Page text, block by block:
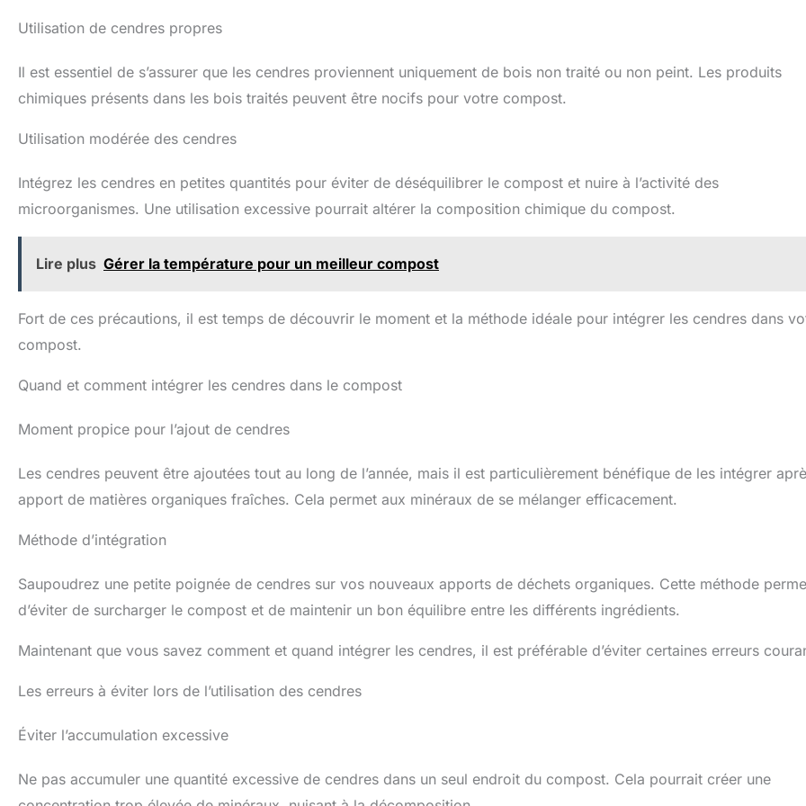
Utilisation de cendres propres
Il est essentiel de s’assurer que les cendres proviennent uniquement de bois non traité ou non peint. Les produits
chimiques présents dans les bois traités peuvent être nocifs pour votre compost.
Utilisation modérée des cendres
Intégrez les cendres en petites quantités pour éviter de déséquilibrer le compost et nuire à l’activité des
microorganismes. Une utilisation excessive pourrait altérer la composition chimique du compost.
Lire plus Gérer la température pour un meilleur compost
Fort de ces précautions, il est temps de découvrir le moment et la méthode idéale pour intégrer les cendres dans
compost.
Quand et comment intégrer les cendres dans le compost
Moment propice pour l’ajout de cendres
Les cendres peuvent être ajoutées tout au long de l’année, mais il est particulièrement bénéfique de les intégrer
apport de matières organiques fraîches. Cela permet aux minéraux de se mélanger efficacement.
Méthode d’intégration
Saupoudrez une petite poignée de cendres sur vos nouveaux apports de déchets organiques. Cette méthode
d’éviter de surcharger le compost et de maintenir un bon équilibre entre les différents ingrédients.
Maintenant que vous savez comment et quand intégrer les cendres, il est préférable d’éviter certaines erreurs
Les erreurs à éviter lors de l’utilisation des cendres
Éviter l’accumulation excessive
Ne pas accumuler une quantité excessive de cendres dans un seul endroit du compost. Cela pourrait créer une